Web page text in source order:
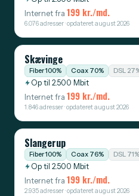
Internet fra 199 kr./md.
6.076 adresser · opdateret august 2026
Skævinge
Fiber 100% Coax 70% DSL
Op til 2.500 Mbit
Internet fra 199 kr./md.
1.846 adresser · opdateret august 2026
Slangerup
Fiber 100% Coax 76% DSL 71%
Op til 2.500 Mbit
Internet fra 199 kr./md.
2.935 adresser · opdateret august 2026